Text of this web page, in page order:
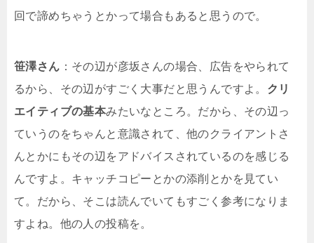
回で諦めちゃうとかって場合もあると思うので。
笹澤さん ：その辺が彦坂さんの場合、広告をやられて
るから、その辺がすごく大事だと思うんですよ。 クリ
エイティブの基本みたいなところ。だから、その辺っ
ていうのをちゃんと意識されて、他のクライアントさ
んとかにもその辺をアドバイスされているのを感じる
んですよ。キャッチコピーとかの添削とかを見てい
て。だから、そこは読んでいてもすごく参考になりま
すよね。他の人の投稿を。